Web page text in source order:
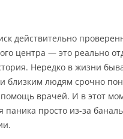
действительно
центра — это реально
Нередко в жизни
близким людям срочно
помощь врачей. И в этот
паника просто из-за